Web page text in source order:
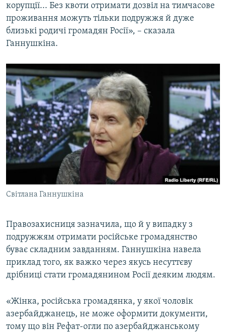
корупції... Без квоти отримати дозвіл на тимчасове
проживання можуть тільки подружжя й дуже
близькі родичі громадян Росії», – сказала
Ганнушкіна.
Світлана Ганнушкіна
Правозахисниця зазначила, що й у випадку з
подружжям отримати російське громадянство
буває складним завданням. Ганнушкіна навела
приклад того, як важко через якусь несуттєву
дрібниці стати громадянином Росії деяким людям.
«Жінка, російська громадянка, у якої чоловік
азербайджанець, не може оформити документи,
тому що він Рефат-огли по азербайджанському